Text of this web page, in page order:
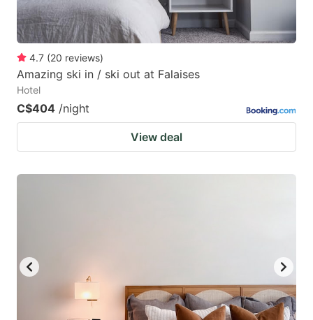
4.7 (20 reviews)
Amazing ski in / ski out at Falaises
Hotel
C$404 /night
View deal